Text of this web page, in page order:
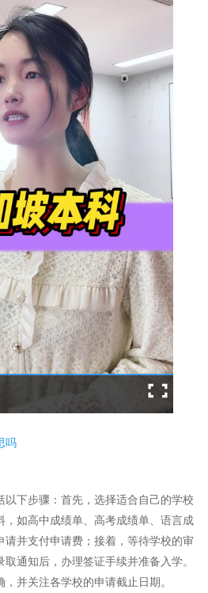
吗
以下步骤：首先，选择适合自己的学校
，如高中成绩单、高考成绩单、语言成
请并支付申请费；接着，等待学校的审
通知后，办理签证手续并准备入学。
并关注各学校的申请截止日期。